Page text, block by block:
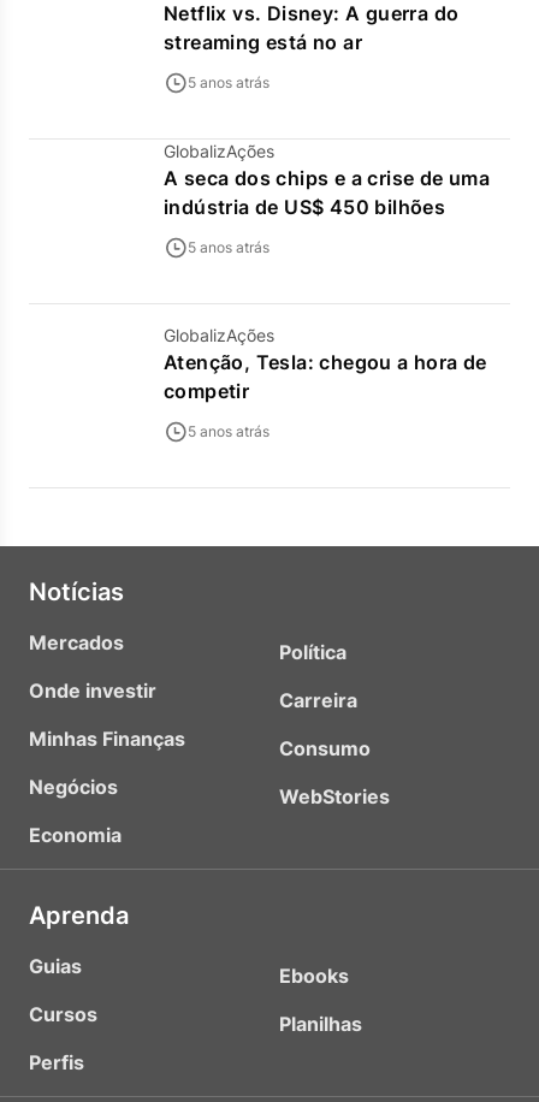
Netflix vs. Disney: A guerra do
streaming está no ar
5 anos atrás
GlobalizAções
A seca dos chips e a crise de uma
indústria de US$ 450 bilhões
5 anos atrás
GlobalizAções
Atenção, Tesla: chegou a hora de
competir
5 anos atrás
Notícias
Mercados
Onde investir
Minhas Finanças
Negócios
Economia
Política
Carreira
Consumo
WebStories
Aprenda
Guias
Cursos
Perfis
Ebooks
Planilhas